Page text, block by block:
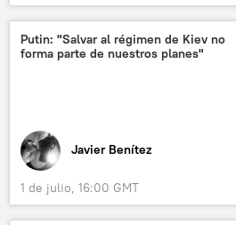
Bruno Rodríguez
Cuba
📰 Bloqueo económico contra Cuba
Putin: "Salvar al régimen de Kiev no
forma parte de nuestros planes"
Javier Benítez
1 de julio, 16:00 GMT